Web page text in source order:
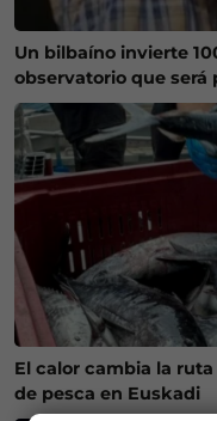
Un bilbaíno invierte
observatorio que
El calor cambia la
de pesca en Euskadi